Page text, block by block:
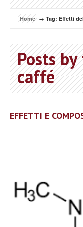
Home → Tag: Effetti
Posts
caffé
EFFETTI E